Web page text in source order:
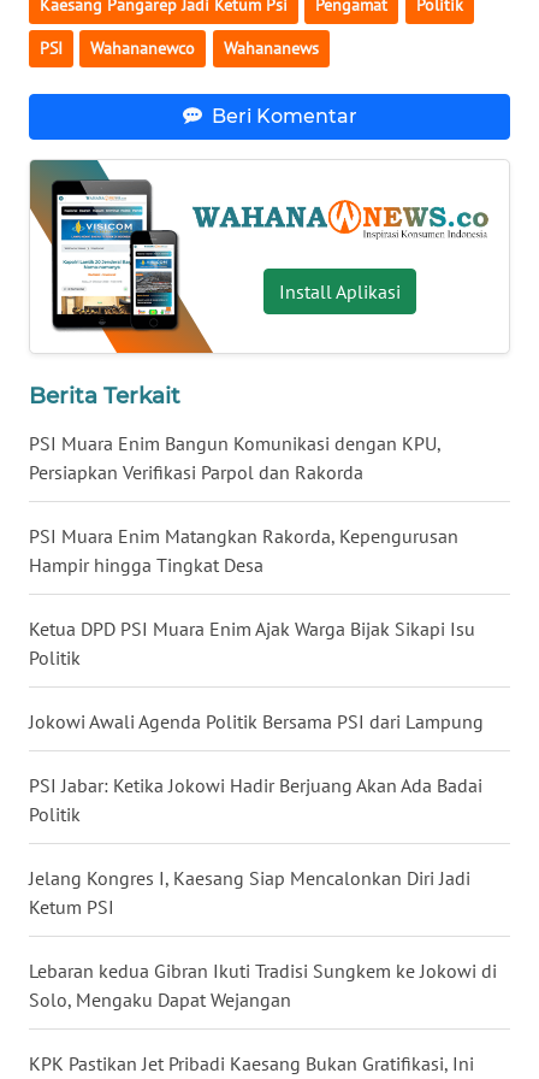
Kaesang Pangarep Jadi Ketum Psi Pengamat Politik
PSI Wahananewco Wahananews
Beri Komentar
Install Aplikasi
Berita Terkait
PSI Muara Enim Bangun Komunikasi dengan KPU,
Persiapkan Verifikasi Parpol dan Rakorda
PSI Muara Enim Matangkan Rakorda, Kepengurusan
Hampir hingga Tingkat Desa
Ketua DPD PSI Muara Enim Ajak Warga Bijak Sikapi Isu
Politik
Jokowi Awali Agenda Politik Bersama PSI dari Lampung
PSI Jabar: Ketika Jokowi Hadir Berjuang Akan Ada Badai
Politik
Jelang Kongres I, Kaesang Siap Mencalonkan Diri Jadi
Ketum PSI
Lebaran kedua Gibran Ikuti Tradisi Sungkem ke Jokowi di
Solo, Mengaku Dapat Wejangan
KPK Pastikan Jet Pribadi Kaesang Bukan Gratifikasi, Ini
WN
BABEL
WN
SUMSEL
WN
BENGKULU
WN
WN
JATENG
WN
NUSANTARA
WN
JOGJA
WN
WN